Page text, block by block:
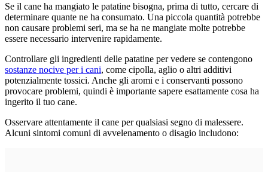
Se il cane ha mangiato le patatine bisogna, prima di tutto, cercare di
determinare quante ne ha consumato. Una piccola quantità potrebbe
non causare problemi seri, ma se ha ne mangiate molte potrebbe
essere necessario intervenire rapidamente.
Controllare gli ingredienti delle patatine per vedere se contengono
sostanze nocive per i cani, come cipolla, aglio o altri additivi
potenzialmente tossici. Anche gli aromi e i conservanti possono
provocare problemi, quindi è importante sapere esattamente cosa ha
ingerito il tuo cane.
Osservare attentamente il cane per qualsiasi segno di malessere.
Alcuni sintomi comuni di avvelenamento o disagio includono: